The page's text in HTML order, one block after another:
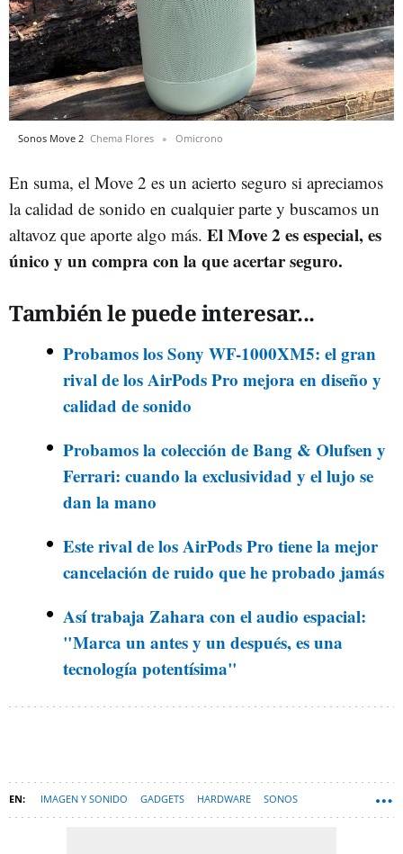
Sonos Move 2 Chema Flores Omicrono
En suma, el Move 2 es un acierto seguro si apreciamos
la calidad de sonido en cualquier parte y buscamos un
altavoz que aporte algo más. El Move 2 es especial, es
único y un compra con la que acertar seguro.
También le puede interesar...
Probamos los Sony WF-1000XM5: el gran
rival de los AirPods Pro mejora en diseño y
calidad de sonido
Probamos la colección de Bang & Olufsen y
Ferrari: cuando la exclusividad y el lujo se
dan la mano
Este rival de los AirPods Pro tiene la mejor
cancelación de ruido que he probado jamás
Así trabaja Zahara con el audio espacial:
"Marca un antes y un después, es una
tecnología potentísima"
IMAGEN Y SONIDO GADGETS HARDWARE SONOS